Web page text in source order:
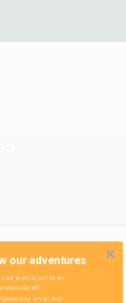
our adventures
je email achter en
nieuwsbrief!
your email and